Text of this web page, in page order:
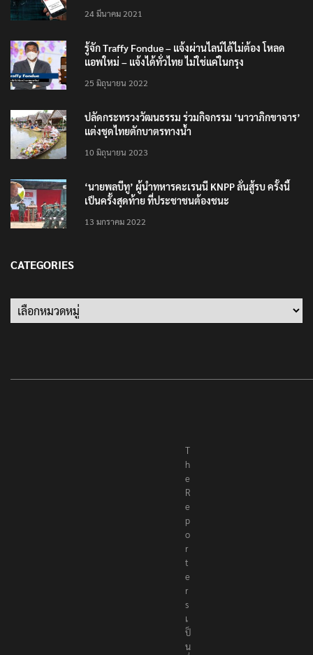
24 มีนาคม 2021
รู้จัก Traffy Fondue – แจ้งผ่านไลน์ได้ไม่ต้อง โหลด
แอพใหม่ – แจ้งได้ทั่วไทย ไม่ใช่แค่ในกรุง
25 มิถุนายน 2022
ปลัดกระทรวงวัฒนธรรม ร่วมกิจกรรม ‘นาวาภิกขาจาร’
แต่งชุดไทยตักบาตรทางน้ำ
10 มิถุนายน 2023
‘นายพลบีทู’ ผู้นำทหารคะเรนนี KNPP ลั่นสู้รบ ครั้งนี้
เป็นครั้งสุดท้าย ที่ประชาชนต้องชนะ
13 มกราคม 2022
CATEGORIES
Categories
T
h
e
R
e
p
o
r
t
e
r
s
เ
ป็
น